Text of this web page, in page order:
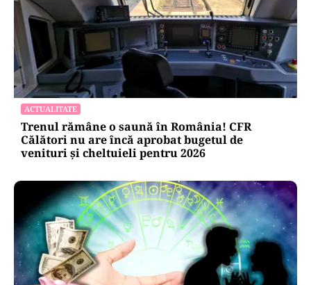
ACTUALITATE
Trenul rămâne o saună în România! CFR
Călători nu are încă aprobat bugetul de
venituri și cheltuieli pentru 2026